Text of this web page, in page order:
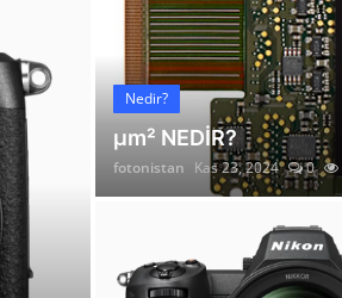
Nedir?
µm² NEDİR?
fotonistan Kas 23, 2024 0